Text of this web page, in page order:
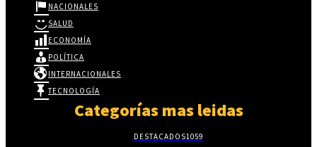
NACIONALES
SALUD
ECONOMÍA
POLÍTICA
INTERNACIONALES
TECNOLOGÍA
Categorías mas leidas
DESTACADOS1059